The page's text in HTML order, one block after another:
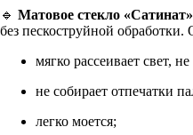
🔹 Матовое стекло «Сатинат»
без пескоструйной обработки.
мягко рассеивает свет,
не собирает отпечатки
легко моется;